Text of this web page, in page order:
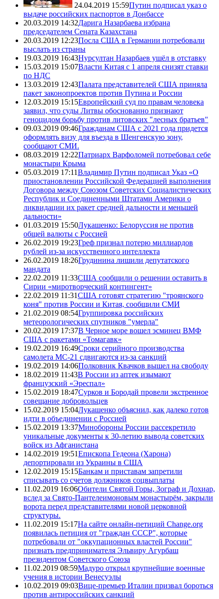
24.04.2019 15:59Путин подписал указ о
выдаче российских паспортов в Донбассе
20.03.2019 14:32Дарига Назарбаева избрана
председателем Сената Казахстана
20.03.2019 12:23Посла США в Германии потребовали
выслать из страны
19.03.2019 16:43Нурсултан Назарбаев ушёл в отставку
15.03.2019 15:07Власти Китая с 1 апреля снизят ставки
по НДС
13.03.2019 12:43Палата представителей США приняла
пакет законопроектов против Путина и России
12.03.2019 15:15Европейский суд по правам человека
заявил, что суды Литвы обоснованно признают
геноцидом борьбу против литовских "лесных братьев"
09.03.2019 09:46Гражданам США с 2021 года придется
оформлять визу для въезда в Шенгенскую зону,
сообщают СМИ.
08.03.2019 12:22Патриарх Варфоломей потребовал себе
монастыри Крыма
05.03.2019 17:11Владимир Путин подписал Указ «О
приостановлении Российской Федерацией выполнения
Договора между Союзом Советских Социалистических
Республик и Соединенными Штатами Америки о
ликвидации их ракет средней дальности и меньшей
дальности»
01.03.2019 15:50Лукашенко: Белоруссия не против
общей валюты с Россией
26.02.2019 19:23Греф признал потерю миллиардов
рублей из-за искусственного интеллекта
26.02.2019 18:26Грудинина лишили депутатского
мандата
22.02.2019 11:33США сообщили о решении оставить в
Сирии «миротворческий контингент»
22.02.2019 11:31США готовят стратегию "троянского
коня" против России и Китая, сообщили СМИ
21.02.2019 08:54Группировка российских
метеорологических спутников "умерла"
20.02.2019 17:37В Черное море вошел эсминец ВМФ
США с ракетами «Томагавк»
19.02.2019 16:49Сроки серийного производства
самолета МС-21 сдвигаются из-за санкций
19.02.2019 14:06Полковник Квачков вышел на свободу
18.02.2019 11:43В России из аптек изымают
французский «Эреспал»
15.02.2019 18:47Сурков и Бородай провели экстренное
совещание добровольцев
15.02.2019 15:04Лукашенко объяснил, как далеко готов
идти в объединении с Россией
15.02.2019 13:37Минобороны России рассекретило
уникальные документы к 30-летию вывода советских
войск из Афганистана
14.02.2019 19:51Епископа Гедеона (Харона)
депортировали из Украины в США
12.02.2019 15:15Банкам и приставам запретили
списывать со счетов должников соцвыплаты
11.02.2019 16:06Обители Святой Горы, Зограф и Дохиар,
вслед за Свято-Пантелеимоновым монастырём, закрыли
ворота перед представителями новой церковной
структуры.
11.02.2019 15:17На сайте онлайн-петиций Change.org
появилась петиция от "граждан СССР", которые
потребовали от "оккупационных властей России"
признать предпринимателя Эльвиру Агурбаш
президентом Советского Союза
11.02.2019 08:59Мадуро открыл крупнейшие военные
учения в истории Венесуэлы
10.02.2019 09:03Вице-премьер Италии призвал бороться
против антироссийских санкций